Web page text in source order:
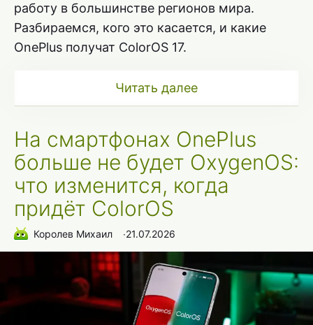
работу в большинстве регионов мира.
Разбираемся, кого это касается, и какие
OnePlus получат ColorOS 17.
Читать далее
На смартфонах OnePlus
больше не будет OxygenOS:
что изменится, когда
придёт ColorOS
Королев Михаил ∙21.07.2026